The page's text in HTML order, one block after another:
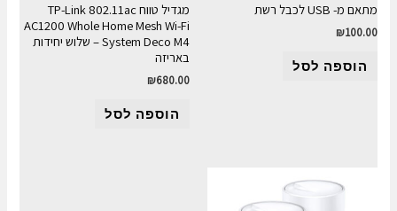
מתאם מ- USB לכבל רשת
₪100.00
הוספה לסל
מגדיל טווח TP-Link 802.11ac
AC1200 Whole Home Mesh Wi-Fi
System Deco M4 – שלוש יחידות
באריזה
₪680.00
הוספה לסל